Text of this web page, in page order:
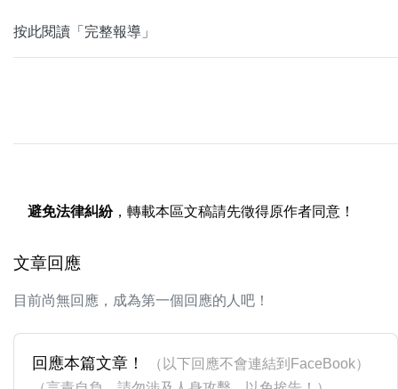
按此閱讀「完整報導」
避免法律糾紛，轉載本區文稿請先徵得原作者同意！
文章回應
目前尚無回應，成為第一個回應的人吧！
回應本篇文章！
（以下回應不會連結到FaceBook）